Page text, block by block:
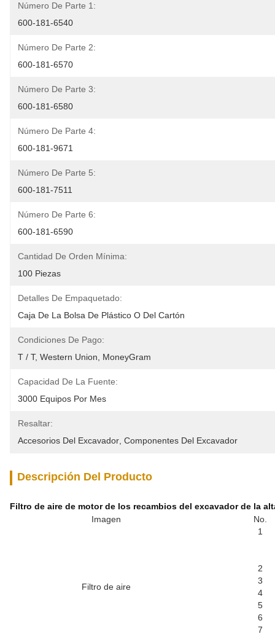
Número De Parte 1:
600-181-6540
Número De Parte 2:
600-181-6570
Número De Parte 3:
600-181-6580
Número De Parte 4:
600-181-9671
Número De Parte 5:
600-181-7511
Número De Parte 6:
600-181-6590
Cantidad De Orden Mínima:
100 Piezas
Detalles De Empaquetado:
Caja De La Bolsa De Plástico O Del Cartón
Condiciones De Pago:
T / T, Western Union, MoneyGram
Capacidad De La Fuente:
3000 Equipos Por Mes
Resaltar:
Accesorios Del Excavador Componentes Del Excavador
Descripción Del Producto
Filtro de aire de motor de los recambios del excavador de la
Imagen
No.
Filtro de aire
1
2
3
4
5
6
7